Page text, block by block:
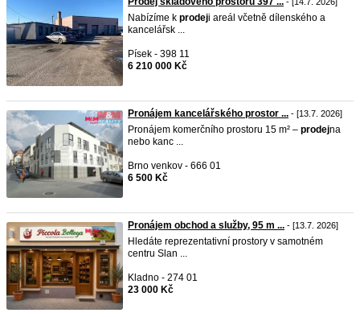
Nabízíme k prodeji areál včetně dílenského a
kancelářsk ...
Písek - 398 11
6 210 000 Kč
Pronájem kancelářského prostor ... - [13.7. 2026]
Pronájem komerčního prostoru 15 m² – prodejna
nebo kanc ...
Brno venkov - 666 01
6 500 Kč
Pronájem obchod a služby, 95 m ... - [13.7. 2026]
Hledáte reprezentativní prostory v samotném
centru Slan ...
Kladno - 274 01
23 000 Kč